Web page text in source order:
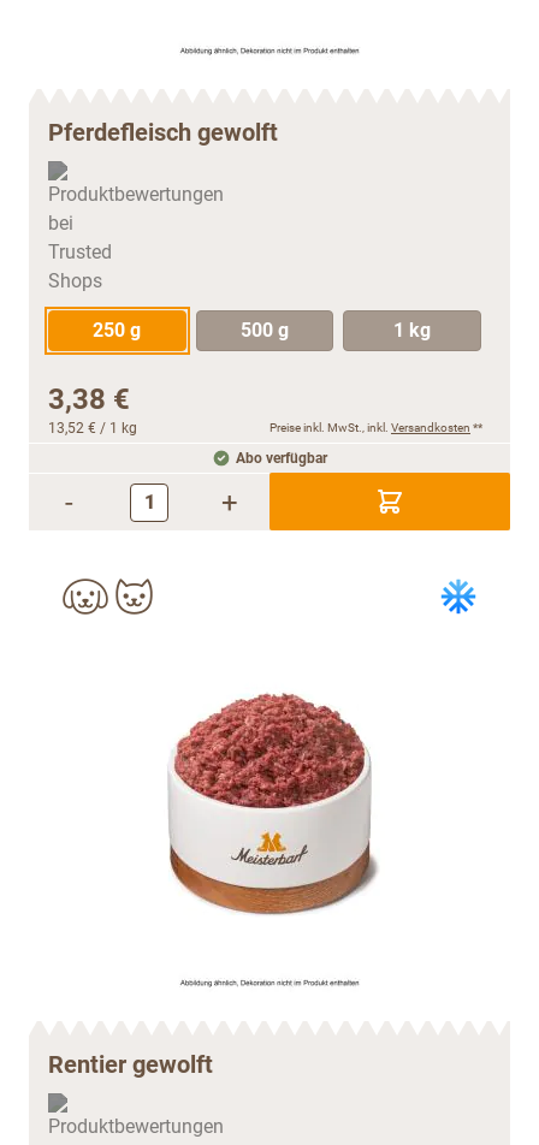
Pferdefleisch gewolft
250 g 500 g 1 kg
3,38 €
13,52 € / 1 kg Preise inkl. MwSt., inkl. Versandkosten **
Abo verfügbar
- +
Rentier gewolft